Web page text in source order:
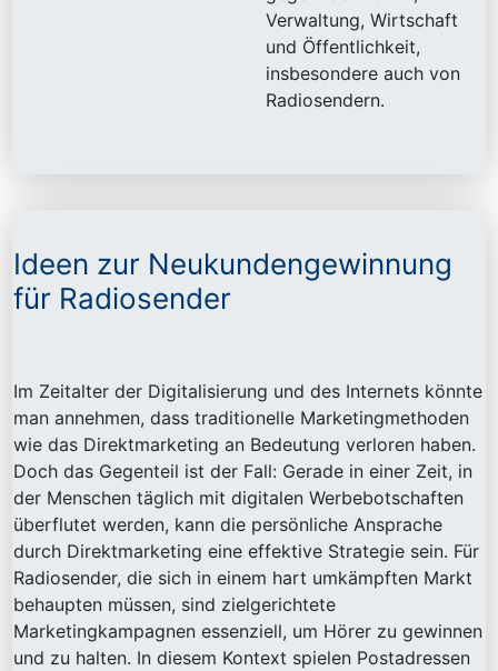
Verwaltung, Wirtschaft
und Öffentlichkeit,
insbesondere auch von
Radiosendern.
Ideen zur Neukundengewinnung
für Radiosender
Im Zeitalter der Digitalisierung und des Internets könnte
man annehmen, dass traditionelle Marketingmethoden
wie das Direktmarketing an Bedeutung verloren haben.
Doch das Gegenteil ist der Fall: Gerade in einer Zeit, in
der Menschen täglich mit digitalen Werbebotschaften
überflutet werden, kann die persönliche Ansprache
durch Direktmarketing eine effektive Strategie sein. Für
Radiosender, die sich in einem hart umkämpften Markt
behaupten müssen, sind zielgerichtete
Marketingkampagnen essenziell, um Hörer zu gewinnen
und zu halten. In diesem Kontext spielen Postadressen